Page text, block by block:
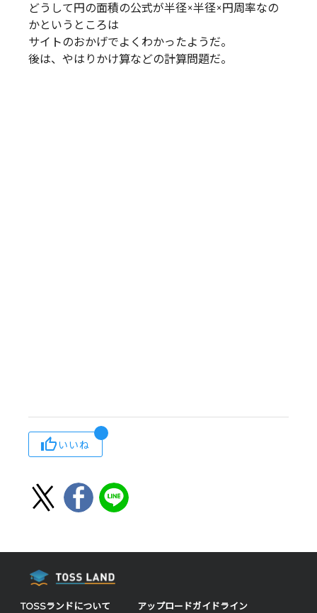
どうして円の面積の公式が半径×半径×円周率なの
かというところは
サイトのおかげでよくわかったようだ。
後は、やはりかけ算などの計算問題だ。
いいね
TOSSランドについて アップロードガイドライン